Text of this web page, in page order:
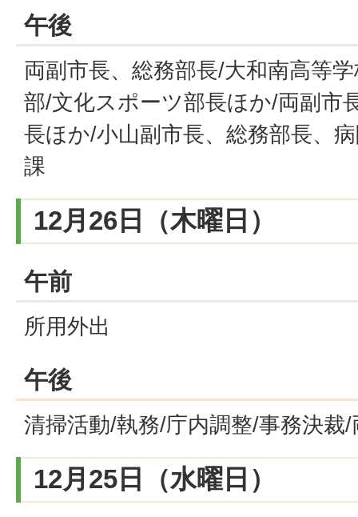
午後
両副市長、総務部長/大和南高等
部/文化スポーツ部長ほか/両副市
長ほか/小山副市長、総務部長、
課
12月26日（木曜日）
午前
所用外出
午後
清掃活動/執務/庁内調整/事務決裁/
12月25日（水曜日）